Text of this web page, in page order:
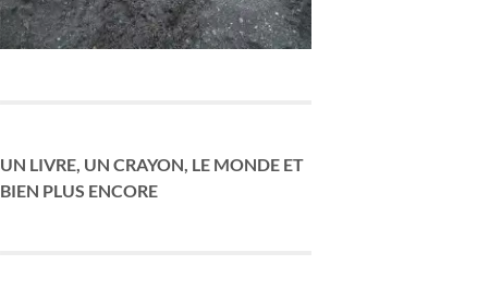
UN LIVRE, UN CRAYON, LE MONDE ET
BIEN PLUS ENCORE